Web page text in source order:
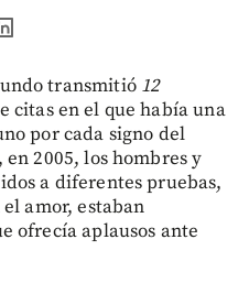
transmitió 12
citas en el que había una
por cada signo del
2005, los hombres y
a diferentes pruebas,
amor, estaban
ofrecía aplausos ante